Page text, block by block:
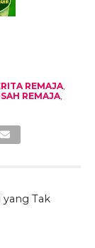
REMAJA,
REMAJA,
yang Tak